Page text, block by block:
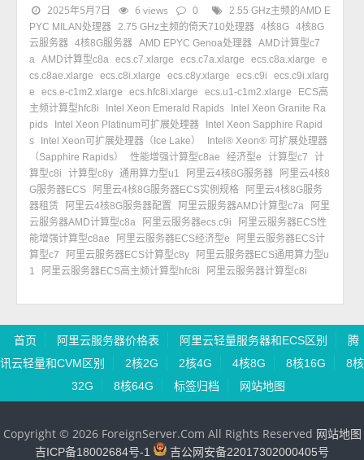
2025年5月7日 6 views 0
2.55 GHz主频的AMD E
PYC MILAN处理器
2.75 GHz主频的倚天710处理器 4核8G 4核8G
云服务器 4核8G服务器 AMD EPYC Genoa处理器 AMD计算型c7
a
AMD计算型c8a ecs.c7.xlarge ecs.c7a.xlarge ecs.c8a.xlarge
e
cs.c8ae.xlarge
ecs.c8i.xlarge ecs.c8y.xlarge ecs.c9i
ecs.c9i.xlarg
e
ecs.e-c1m2.xlarge ecs.hfc8i.xlarge ecs.u1-c1m2.xlarge
ECS高
主频计算型hfc8i
Intel Xeon Emerald Rapids
Intel Xeon Granite Ra
pids
Intel Xeon Platinum可扩展处理器
Intel Xeon Sapphire Rapid
s
Intel Xeon可扩展处理器（Ice Lake）
Intel® Xeon® 可扩展处理器
（Sapphire Rapids）
性能增强计算型c8ae 经济型e 计算型c7
计
算型c8i
计算型c8y 通用算力型u1 阿里云4核8G服务器
阿里云4核8
G服务器ECS
阿里云4核8G服务器ECS实例规格
阿里云4核8G服务
器租赁
阿里云4核8G服务器配置 阿里云服务器AMD计算型c7a
阿里
云服务器AMD计算型c8a
阿里云服务器ecs.c9i
阿里云服务器ECS性
能增强计算型c8ae
阿里云服务器ECS经济型e
阿里云服务器ECS计
算型c7
阿里云服务器ECS计算型c8y
阿里云服务器ECS通用算力型u
1
阿里云服务器ECS高主频计算型hfc8i 阿里云服务器计算型c8i
首页 阿里云服务器价格表 阿里云轻量服务器和ECS区别
腾
讯云轻量和CVM区别
2核2G 2核4G 4核8G 8核16G
8核
32G
8核64G 标签归档 网站地图
Copyright © 2026 ForeignServer.Com All Rights Reserved 网站地图
吉ICP备18002684号-1
吉公网安备22017302000405号